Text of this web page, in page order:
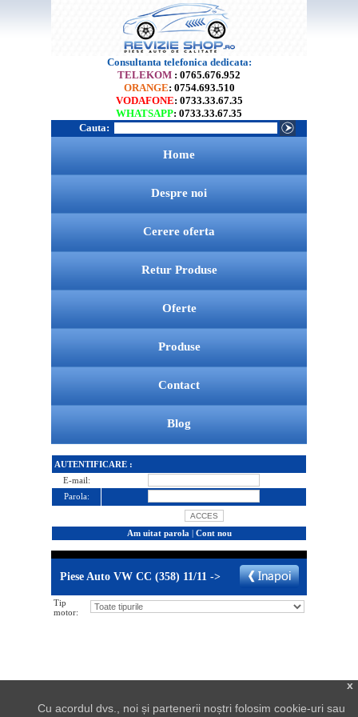
Consultanta telefonica dedicata:
TELEKOM : 0765.676.952
ORANGE: 0754.693.510
VODAFONE: 0733.33.67.35
WHATSAPP: 0733.33.67.35
Cauta:
Home
Despre noi
Cerere oferta
Retur Produse
Oferte
Produse
Contact
Blog
AUTENTIFICARE :
E-mail:
Parola:
Am uitat parola | Cont nou
Piese Auto VW CC (358) 11/11 ->
Tip
motor:
x
Cu acordul dvs., noi și partenerii noștri folosim cookie-uri sau